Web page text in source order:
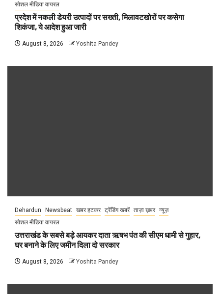
सोशल मीडिया वायरल
प्रदेश में नकली डेयरी उत्पादों पर सख्ती, मिलावटखोरों पर कसेगा
शिकंजा, ये आदेश हुआ जारी
August 8, 2026 Yoshita Pandey
Dehardun Newsbeat खबर हटकर ट्रेंडिंग खबरें ताज़ा ख़बर न्यूज़
सोशल मीडिया वायरल
उत्तराखंड के सबसे बड़े आयकर दाता ऋषभ पंत की सीएम धामी से गुहार,
घर बनाने के लिए जमीन दिला दो सरकार
August 8, 2026 Yoshita Pandey